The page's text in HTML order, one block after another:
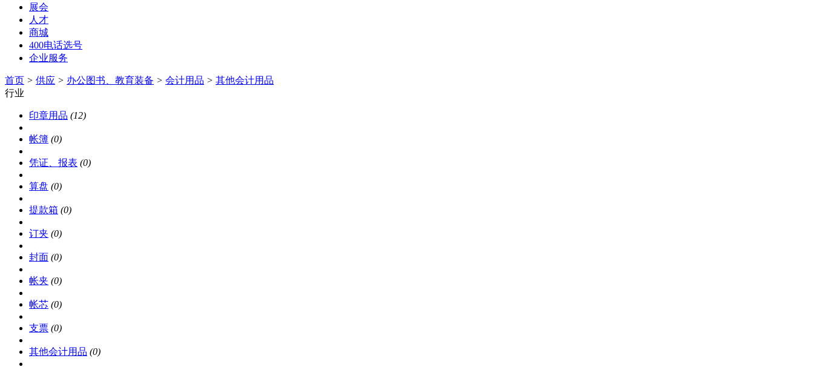
展会
人才
商城
400电话选号
企业服务
首页 > 供应 > 办公图书、教育装备 > 会计用品 > 其他会计用品
行业
印章用品 (12)
帐簿 (0)
凭证、报表 (0)
算盘 (0)
提款箱 (0)
订夹 (0)
封面 (0)
帐夹 (0)
帐芯 (0)
支票 (0)
其他会计用品 (0)